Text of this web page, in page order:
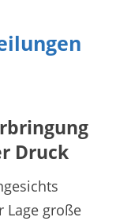
Druck
große